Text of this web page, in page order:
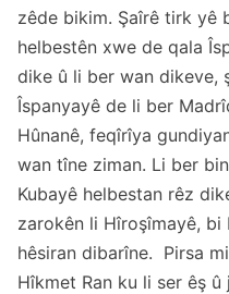
zêde bikim. Şaîrê tirk yê
helbestên xwe de qala
dike û li ber wan dikeve,
Îspanyayê de li ber
Hûnanê, feqîrîya
wan tîne ziman. Li ber
Kubayê helbestan rêz
zarokên li Hîroşîmayê,
hêsiran dibarîne. Pirsa
Hîkmet Ran ku li ser êş